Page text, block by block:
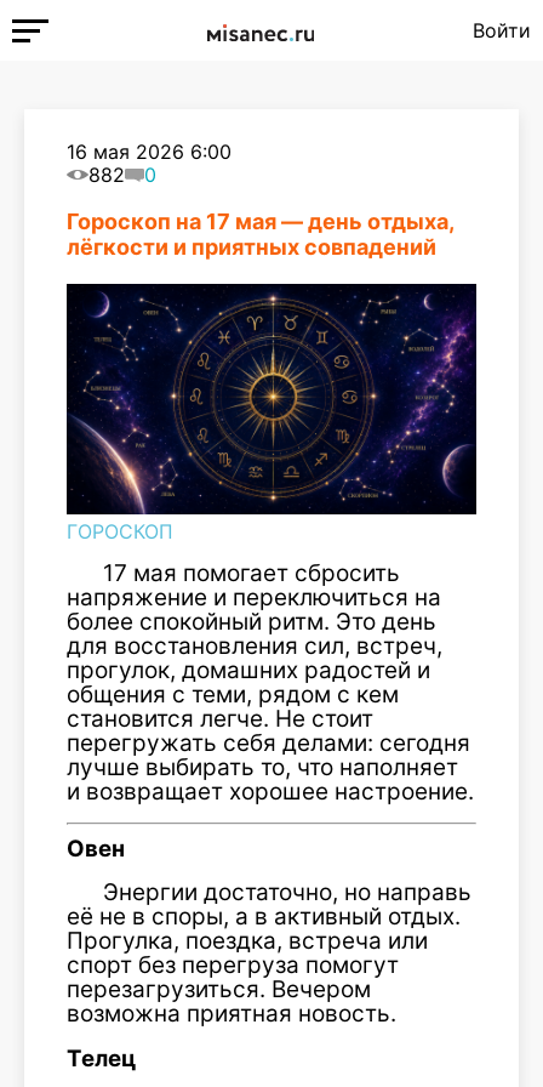
Войти
16 мая 2026 6:00
882
0
Гороскоп на 17 мая — день отдыха,
лёгкости и приятных совпадений
ГОРОСКОП
17 мая помогает сбросить
напряжение и переключиться на
более спокойный ритм. Это день
для восстановления сил, встреч,
прогулок, домашних радостей и
общения с теми, рядом с кем
становится легче. Не стоит
перегружать себя делами: сегодня
лучше выбирать то, что наполняет
и возвращает хорошее настроение.
Овен
Энергии достаточно, но направь
её не в споры, а в активный отдых.
Прогулка, поездка, встреча или
спорт без перегруза помогут
перезагрузиться. Вечером
возможна приятная новость.
Телец